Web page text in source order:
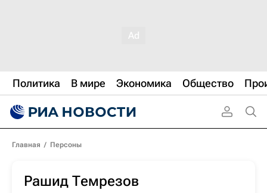
Политика В мире Экономика Общество
Главная / Персоны
Рашид Темрезов